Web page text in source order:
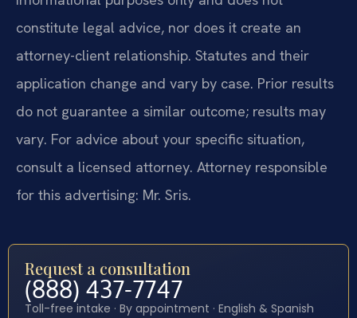
constitute legal advice, nor does it create an
attorney-client relationship. Statutes and their
application change and vary by case. Prior results
do not guarantee a similar outcome; results may
vary. For advice about your specific situation,
consult a licensed attorney. Attorney responsible
for this advertising: Mr. Sris.
Request a consultation
(888) 437-7747
Toll-free intake · By appointment · English & Spanish